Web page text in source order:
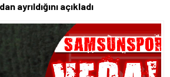
ayrıldığını açıkladı